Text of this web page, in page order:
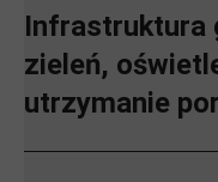
Infrastruktura
zieleń,
utrzymanie